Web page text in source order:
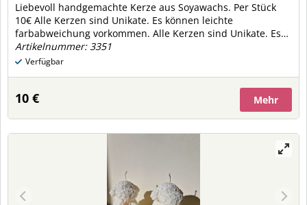
Liebevoll handgemachte Kerze aus Soyawachs. Per Stück
10€ Alle Kerzen sind Unikate. Es können leichte
farbabweichung vorkommen. Alle Kerzen sind Unikate. Es
können leichte farbabweichung vorkommen.
Artikelnummer: 3351
Verfügbar
10 € Mehr